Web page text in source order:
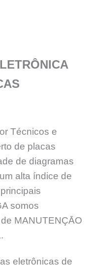
Técnicos e
de placas
de diagramas
alta índice de
somos
MANUTENÇĀO
eletrônicas de